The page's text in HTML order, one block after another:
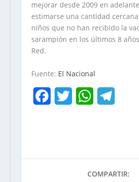
mejorar desde 2009 en
estimarse una cantidad
niños que no han recibido la
sarampión en los últimos 8
Red.
Fuente: El Nacional
W
COMPARTIR: